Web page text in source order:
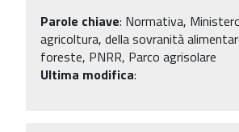
Parole chiave: Normativa,
agricoltura, della sovranità
foreste, PNRR, Parco agrisolare
Ultima modifica: